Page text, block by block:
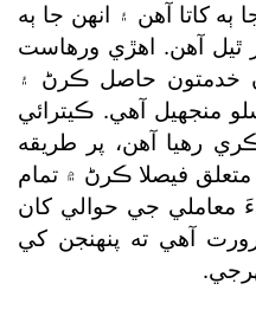
کاتا آهن ۽ انهن جا ٻه
ٿيل آهن. اهڙي ورهاست
خدمتون حاصل ڪرڻ ۽
منجهيل آهي. ڪيترائي
رهيا آهن، پر طريقه
فيصلا ڪرڻ ۾ تمام
معاملي جي حوالي کان
آهي ته پنهنجن کي